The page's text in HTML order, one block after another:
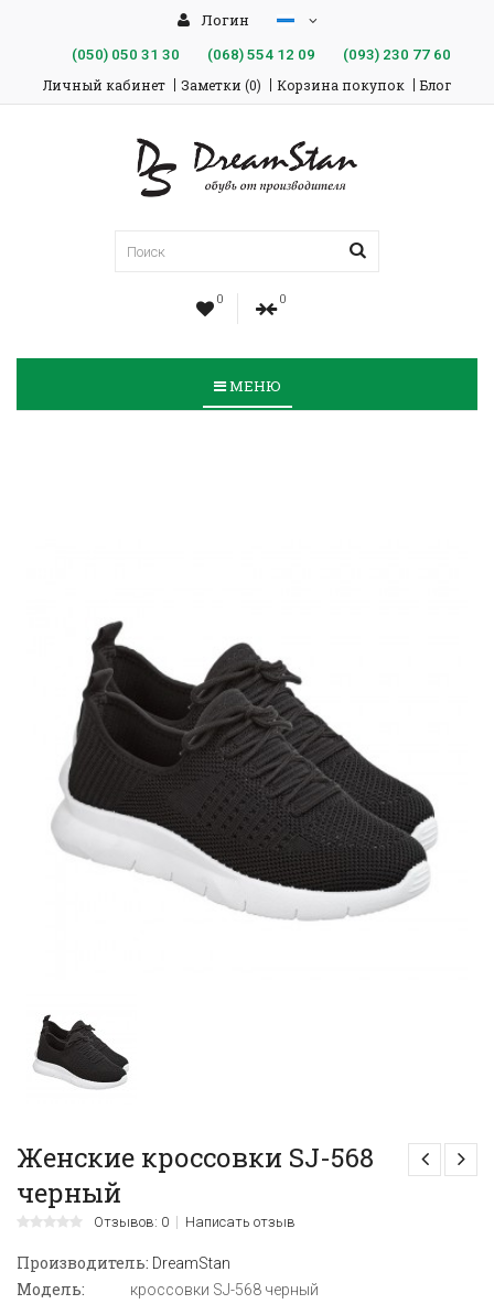
Логин
(050)050 31 30 (068)554 12 09 (093)230 77 60
Личный кабинет Заметки (0) Корзина покупок Блог
0 0
МЕНЮ
Женские кроссовки SJ-568
черный
Отзывов: 0 Написать отзыв
Производитель: DreamStan
Модель: кроссовки SJ-568 черный